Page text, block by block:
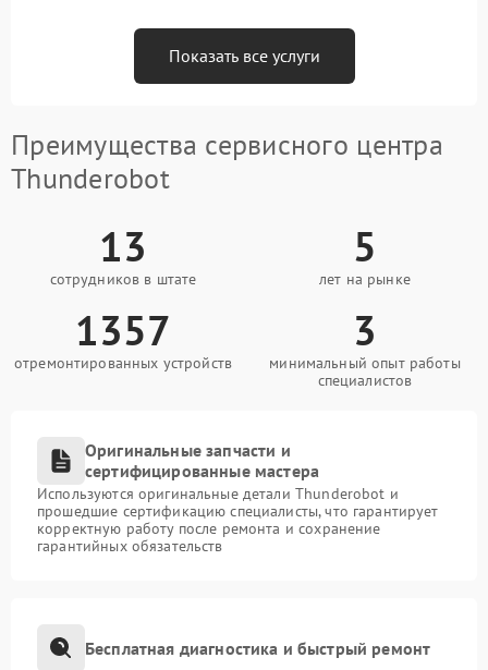
Показать все услуги
Преимущества сервисного центра
Thunderobot
13
сотрудников в штате
5
лет на рынке
1357
отремонтированных устройств
3
минимальный опыт работы
специалистов
Оригинальные запчасти и
сертифицированные мастера
Используются оригинальные детали Thunderobot и
прошедшие сертификацию специалисты, что гарантирует
корректную работу после ремонта и сохранение
гарантийных обязательств
Бесплатная диагностика и быстрый ремонт